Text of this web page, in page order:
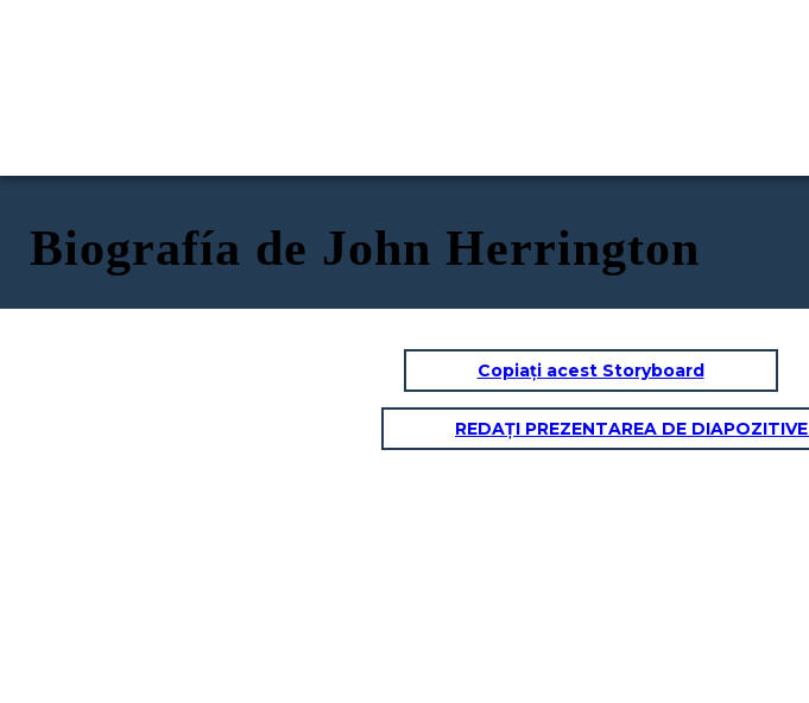
Biografía de John Herrington
Copiați acest Storyboard
REDAȚI PREZENTAREA DE DIAPOZITIVE